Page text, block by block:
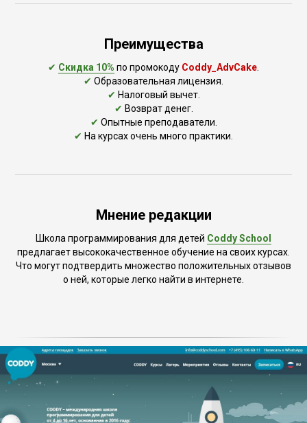
Преимущества
✔ Скидка 10% по промокоду Coddy_AdvCake.
✔ Образовательная лицензия.
✔ Налоговый вычет.
✔ Возврат денег.
✔ Опытные преподаватели.
✔ На курсах очень много практики.
Мнение редакции
Школа программирования для детей Coddy School
предлагает высококачественное обучение на своих курсах.
Что могут подтвердить множество положительных отзывов
о ней, которые легко найти в интернете.